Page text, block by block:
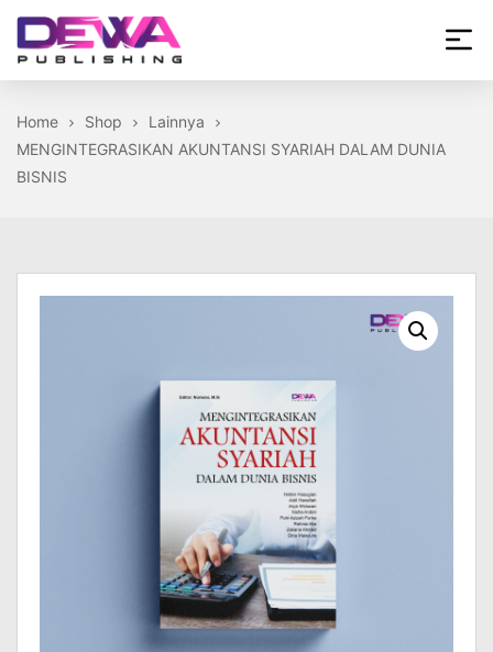
Skip
theDewa
Home
Shop
Lainnya
MENGINTEGRASIKAN AKUNTANSI SYARIAH DALAM DUNIA
BISNIS